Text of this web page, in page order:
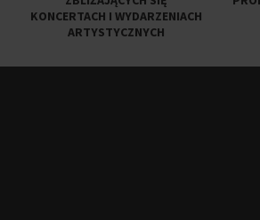
KONCERTACH I WYDARZENIACH
ARTYSTYCZNYCH